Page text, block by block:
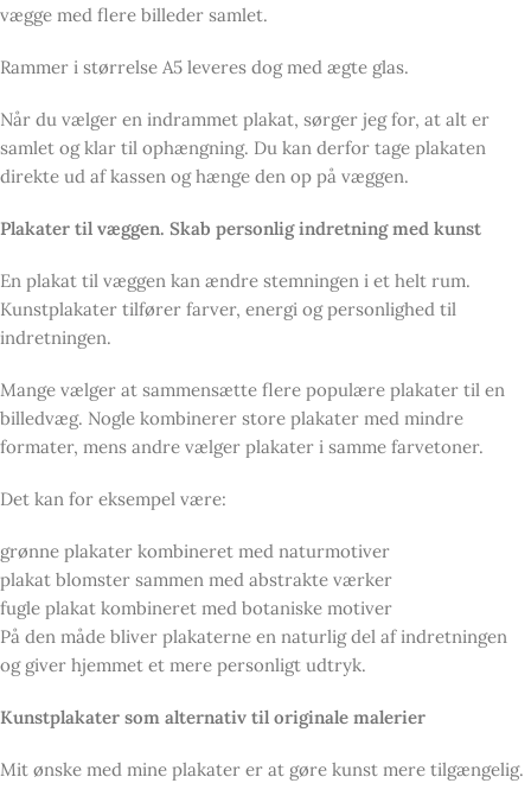
vægge med flere billeder samlet.
Rammer i størrelse A5 leveres dog med ægte glas.
Når du vælger en indrammet plakat, sørger jeg for, at alt er
samlet og klar til ophængning. Du kan derfor tage plakaten
direkte ud af kassen og hænge den op på væggen.
Plakater til væggen. Skab personlig indretning med kunst
En plakat til væggen kan ændre stemningen i et helt rum.
Kunstplakater tilfører farver, energi og personlighed til
indretningen.
Mange vælger at sammensætte flere populære plakater til en
billedvæg. Nogle kombinerer store plakater med mindre
formater, mens andre vælger plakater i samme farvetoner.
Det kan for eksempel være:
grønne plakater kombineret med naturmotiver
plakat blomster sammen med abstrakte værker
fugle plakat kombineret med botaniske motiver
På den måde bliver plakaterne en naturlig del af indretningen
og giver hjemmet et mere personligt udtryk.
Kunstplakater som alternativ til originale malerier
Mit ønske med mine plakater er at gøre kunst mere tilgængelig.